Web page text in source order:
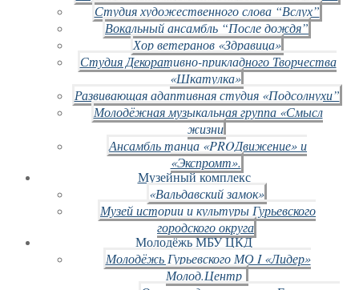
Студия художественного слова “Вслух”
Вокальный ансамбль “После дождя”
Хор ветеранов «Здравица»
Студия Декоративно-прикладного Творчества
«Шкатулка»
Развивающая адаптивная студия «Подсолнухи”
Молодёжная музыкальная группа «Смысл
жизни
Ансамбль танца «PROДвижение» и
«Экспромт».
Музейный комплекс
«Вальдавский замок»
Музей истории и культуры Гурьевского
городского округа
Молодёжь МБУ ЦКД
Молодёжь Гурьевского МО I «Лидер»
Молод.Центр